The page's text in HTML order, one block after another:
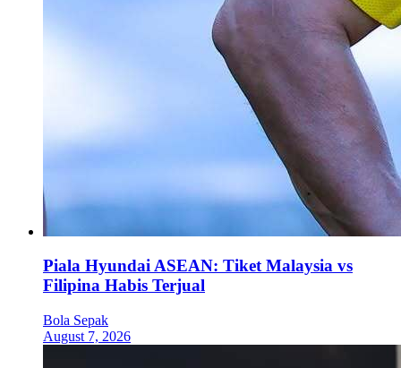
Piala Hyundai ASEAN: Tiket Malaysia vs
Filipina Habis Terjual
Bola Sepak
August 7, 2026